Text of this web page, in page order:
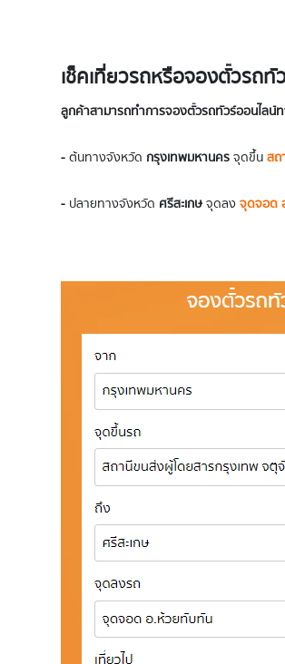
เช็คเที่ยวรถหรือจองตั๋วรถทั
ลูกค้าสามารถทำการจองตั๋วรถทัวร์ออนไลน์
-ต้นทางจังหวัด กรุงเทพมหานครจุดขึ้นสถ
- ปลายทางจังหวัด ศรีสะเกษจุดลงจุดจอด